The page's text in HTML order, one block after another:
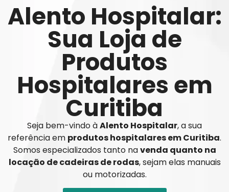
Alento Hospitalar:
Sua Loja de
Produtos
Hospitalares em
Curitiba
Seja bem-vindo àAlento Hospitalar, a sua
referência em produtos hospitalares em Curitiba.
Somos especializados tanto navenda quanto na
locação de cadeiras de rodas, sejam elas manuais
ou motorizadas.